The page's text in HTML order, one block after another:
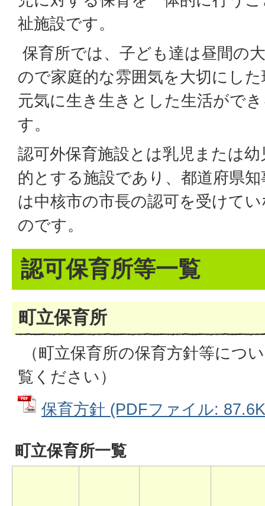
祉施設です。
保育所では、子ども達は昼間の
ので家庭的な雰囲気を大切にし
元気に生き生きとした生活がで
す。
認可外保育施設とは乳児または
的とする施設であり、都道府県
は中核市の市長の認可を受けて
のです。
認可保育所等一覧
町立保育所
（町立保育所の保育方針等につ
覧ください）
保育方針 (PDFファイル:
町立保育所一覧